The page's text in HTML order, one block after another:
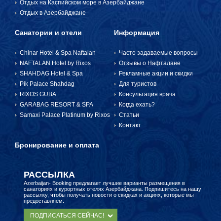
Отдых на Каспийском море в Азербайджане
Отдых в Азербайджане
Санатории и отели
Chinar Hotel & Spa Naftalan
NAFTALAN Hotel by Rixos
SHAHDAG Hotel & Spa
Pik Palace Shahdag
RIXOS GUBA
GARABAG RESORT & SPA
Samaxi Palace Platinum by Rixos
Информация
Часто задаваемые вопросы
Отзывы о Нафталане
Рекламные акции и скидки
Для туристов
Консультация врача
Когда ехать?
Статьи
Контакт
Бронирование и оплата
РАССЫЛКА
Azerbaijan- Booking предлагает лучшие варианты размещения в
санаториях и курортных отелях Азербайджана. Подпишитесь на нашу
рассылку, чтобы получать новости о скидках и акциях, которые мы
предоставляем.
ПОДПИСАТЬСЯ СЕЙЧАС!